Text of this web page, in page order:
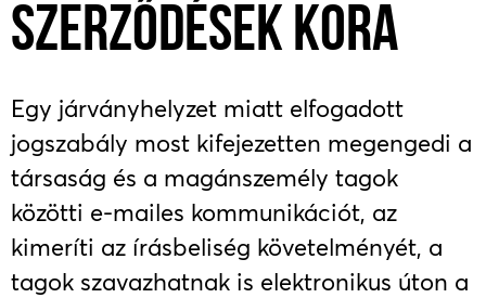
SZERZŐDÉSEK KORA
Egy járványhelyzet miatt elfogadott
jogszabály most kifejezetten megengedi a
társaság és a magánszemély tagok
közötti e-mailes kommunikációt, az
kimeríti az írásbeliség követelményét, a
tagok szavazhatnak is elektronikus úton a